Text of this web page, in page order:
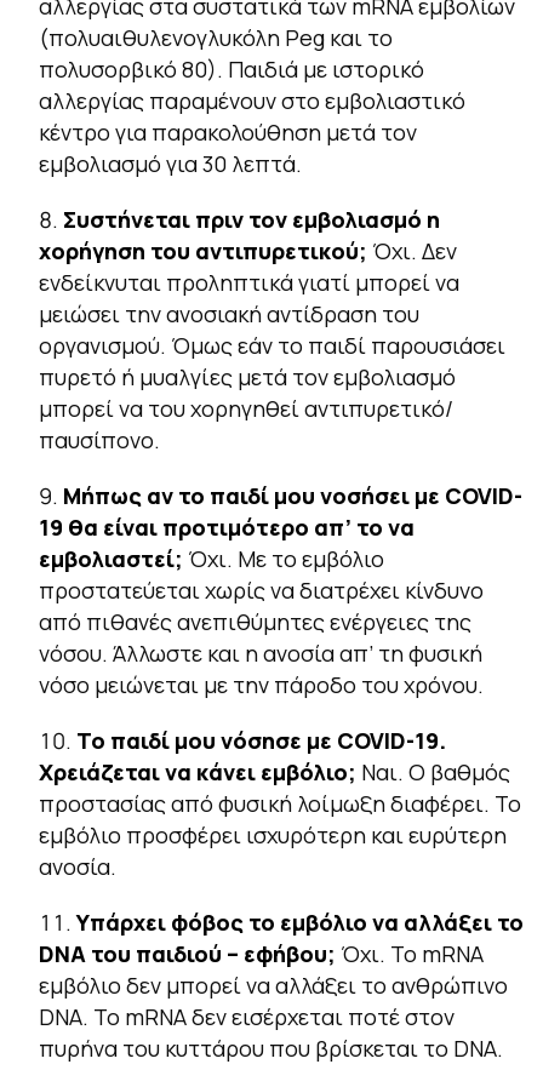
αλλεργίας στα συστατικά των mRNA εμβολίων
(πολυαιθυλενογλυκόλη Peg και το
πολυσορβικό 80). Παιδιά με ιστορικό
αλλεργίας παραμένουν στο εμβολιαστικό
κέντρο για παρακολούθηση μετά τον
εμβολιασμό για 30 λεπτά.
Συστήνεται πριν τον εμβολιασμό η
χορήγηση του αντιπυρετικού; Όχι. Δεν
ενδείκνυται προληπτικά γιατί μπορεί να
μειώσει την ανοσιακή αντίδραση του
οργανισμού. Όμως εάν το παιδί παρουσιάσει
πυρετό ή μυαλγίες μετά τον εμβολιασμό
μπορεί να του χορηγηθεί αντιπυρετικό/
παυσίπονο.
Μήπως αν το παιδί μου νοσήσει με COVID-
19 θα είναι προτιμότερο απ’ το να
εμβολιαστεί; Όχι. Με το εμβόλιο
προστατεύεται χωρίς να διατρέχει κίνδυνο
από πιθανές ανεπιθύμητες ενέργειες της
νόσου. Άλλωστε και η ανοσία απ’ τη φυσική
νόσο μειώνεται με την πάροδο του χρόνου.
Το παιδί μου νόσησε με COVID-19.
Χρειάζεται να κάνει εμβόλιο; Ναι. Ο βαθμός
προστασίας από φυσική λοίμωξη διαφέρει. Το
εμβόλιο προσφέρει ισχυρότερη και ευρύτερη
ανοσία.
Υπάρχει φόβος το εμβόλιο να αλλάξει το
DNA του παιδιού – εφήβου; Όχι. Το mRNA
εμβόλιο δεν μπορεί να αλλάξει το ανθρώπινο
DNA. Το mRNA δεν εισέρχεται ποτέ στον
πυρήνα του κυττάρου που βρίσκεται το DNA.